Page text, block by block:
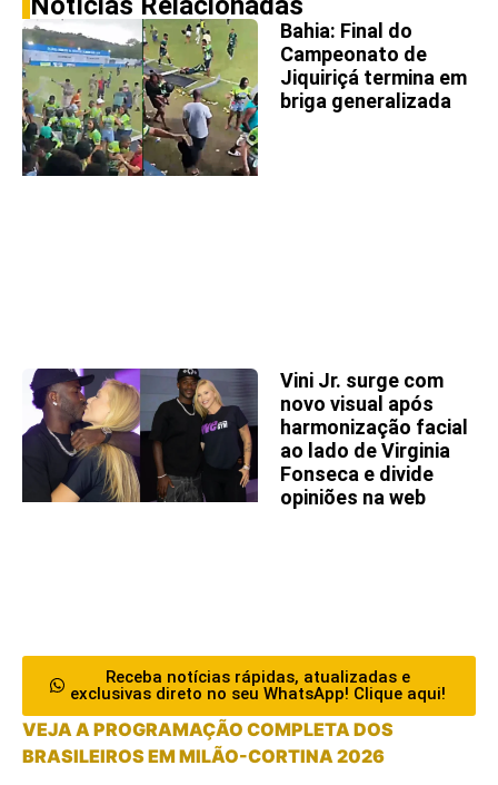
Bahia: Final do
Campeonato de
Jiquiriçá termina em
briga generalizada
Vini Jr. surge com
novo visual após
harmonização facial
ao lado de Virginia
Fonseca e divide
opiniões na web
Receba notícias rápidas, atualizadas e
exclusivas direto no seu WhatsApp! Clique aqui!
VEJA A PROGRAMAÇÃO COMPLETA DOS
BRASILEIROS EM MILÃO-CORTINA 2026